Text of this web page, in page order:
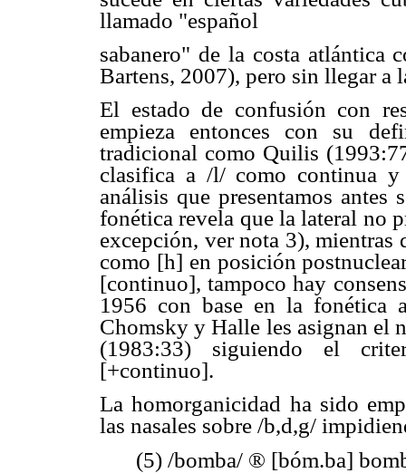
llamado "español
sabanero" de la costa atlántica
Bartens, 2007), pero sin llegar a
El estado de confusión con
empieza entonces con su
tradicional como Quilis
clasifica a /l/ como continua
análisis que presentamos
fonética revela que la lateral no
excepción, ver nota 3), mientras
como [h] en posición
[continuo], tampoco hay
1956 con base en la fonética
Chomsky y Halle les asignan el
(1983:33) siguiendo el
[+continuo].
La homorganicidad ha sido
las nasales sobre /b,d,g/
(5) /bomba/ ® [bóm.ba]